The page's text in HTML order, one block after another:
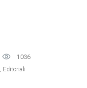
1036
, Editoriali